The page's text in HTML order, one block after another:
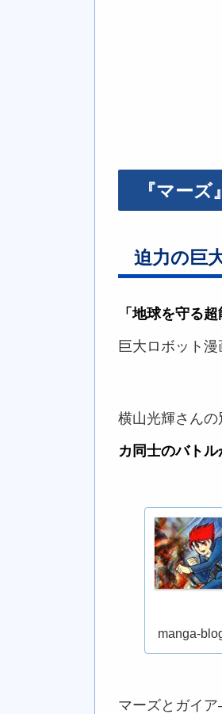
『マー
迫力の巨
「地球を守る
巨大ロボット漫
横山光輝さんの
カ同士のバトル
manga-
マーズとガイ